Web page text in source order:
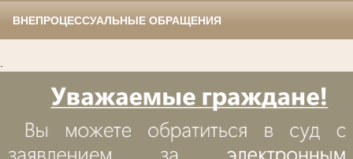
ВНЕПРОЦЕССУАЛЬНЫЕ ОБРАЩЕНИЯ